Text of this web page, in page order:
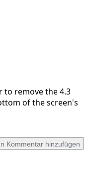
to remove the 4.3
of the screen's
Kommentar hinzufügen